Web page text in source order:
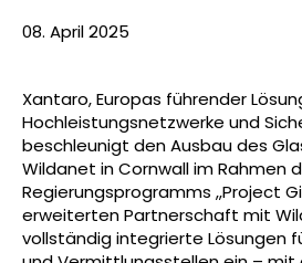
08. April 2025
Xantaro, Europas führender
Hochleistungsnetzwerke und
beschleunigt den Ausbau des
Wildanet in Cornwall im Rahmen
Regierungsprogramms „Project
erweiterten Partnerschaft mit
vollständig integrierte Lösungen